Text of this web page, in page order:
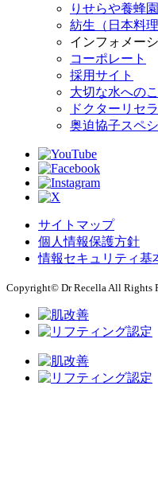
りせらや養蜂
紡生（日本料理
インフォメー
コーポレート
採用サイト
大切な水への
ドクターリセ
奥迫協子スペ
サイトマップ
個人情報保護方針
情報セキュリティ基
Copyright© Dr Recella All Rights